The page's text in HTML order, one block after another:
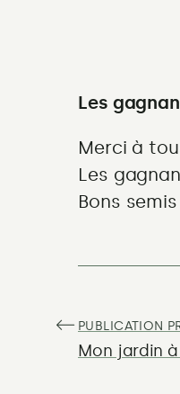
Les
Merci à
Les
Bons
l’article
PUBLICATION
:Mon jardin